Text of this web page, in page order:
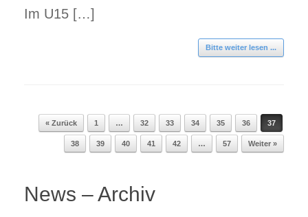
Im U15 […]
Bitte weiter lesen ...
Beitragsnavigation
« Zurück 1 … 32 33 34 35 36 37
38 39 40 41 42 … 57 Weiter »
News – Archiv